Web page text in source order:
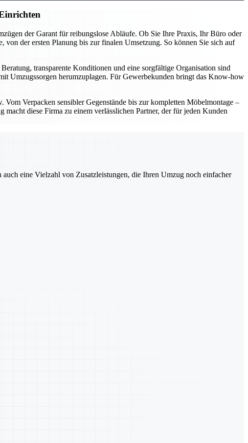
der Garant für reibungslose Abläufe. Ob Sie Ihre Praxis, Ihr Büro oder
der ersten Planung bis zur finalen Umsetzung. So können Sie sich auf
transparente Konditionen und eine sorgfältige Organisation sind
Umzugssorgen herumzuplagen. Für Gewerbekunden bringt das Know-how
Verpacken sensibler Gegenstände bis zur kompletten Möbelmontage –
diese Firma zu einem verlässlichen Partner, der für jeden Kunden
eine Vielzahl von Zusatzleistungen, die Ihren Umzug noch einfacher